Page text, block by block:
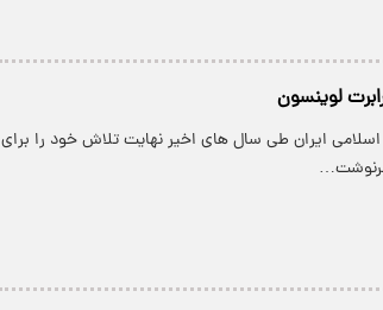
لوینسون
ایران طی سال های اخیر نهایت تلاش خود را برای